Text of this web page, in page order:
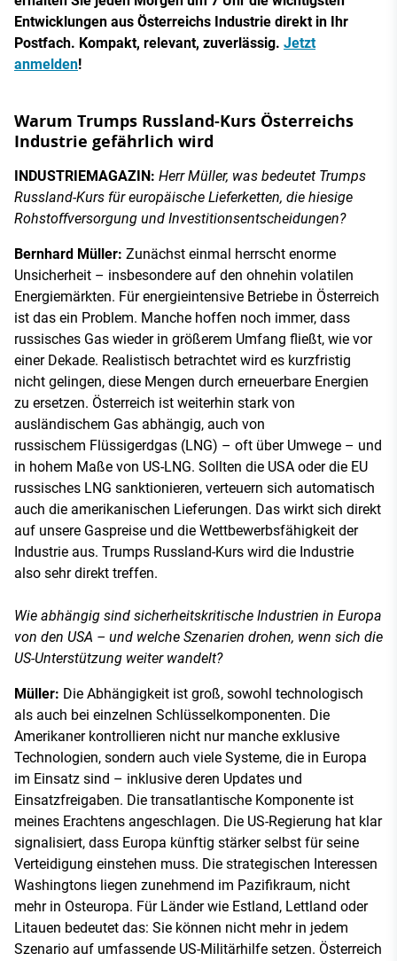
Entwicklungen aus Österreichs Industrie direkt in Ihr
Postfach. Kompakt, relevant, zuverlässig. Jetzt
anmelden!
Warum Trumps Russland-Kurs Österreichs
Industrie gefährlich wird
INDUSTRIEMAGAZIN: Herr Müller, was bedeutet Trumps
Russland-Kurs für europäische Lieferketten, die hiesige
Rohstoffversorgung und Investitionsentscheidungen?
Bernhard Müller: Zunächst einmal herrscht enorme
Unsicherheit – insbesondere auf den ohnehin volatilen
Energiemärkten. Für energieintensive Betriebe in Österreich
ist das ein Problem. Manche hoffen noch immer, dass
russisches Gas wieder in größerem Umfang fließt, wie vor
einer Dekade. Realistisch betrachtet wird es kurzfristig
nicht gelingen, diese Mengen durch erneuerbare Energien
zu ersetzen. Österreich ist weiterhin stark von
ausländischem Gas abhängig, auch von
russischem Flüssigerdgas (LNG) – oft über Umwege – und
in hohem Maße von US-LNG. Sollten die USA oder die EU
russisches LNG sanktionieren, verteuern sich automatisch
auch die amerikanischen Lieferungen. Das wirkt sich direkt
auf unsere Gaspreise und die Wettbewerbsfähigkeit der
Industrie aus. Trumps Russland-Kurs wird die Industrie
also sehr direkt treffen.
Wie abhängig sind sicherheitskritische Industrien in Europa
von den USA – und welche Szenarien drohen, wenn sich die
US-Unterstützung weiter wandelt?
Müller: Die Abhängigkeit ist groß, sowohl technologisch
als auch bei einzelnen Schlüsselkomponenten. Die
Amerikaner kontrollieren nicht nur manche exklusive
Technologien, sondern auch viele Systeme, die in Europa
im Einsatz sind – inklusive deren Updates und
Einsatzfreigaben. Die transatlantische Komponente ist
meines Erachtens angeschlagen. Die US-Regierung hat klar
signalisiert, dass Europa künftig stärker selbst für seine
Verteidigung einstehen muss. Die strategischen Interessen
Washingtons liegen zunehmend im Pazifikraum, nicht
mehr in Osteuropa. Für Länder wie Estland, Lettland oder
Litauen bedeutet das: Sie können nicht mehr in jedem
Szenario auf umfassende US-Militärhilfe setzen. Österreich